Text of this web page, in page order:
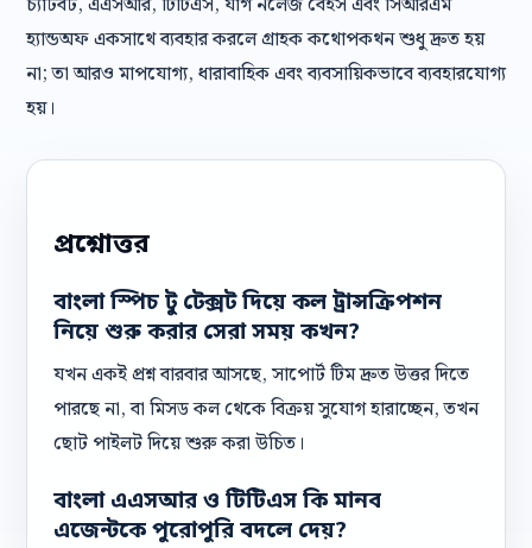
হ্যান্ডঅফ একসাথে ব্যবহার করলে গ্রাহক কথোপকথন শুধু দ্রুত হয়
না; তা আরও মাপযোগ্য, ধারাবাহিক এবং ব্যবসায়িকভাবে ব্যবহারযোগ্য
হয়।
প্রশ্নোত্তর
বাংলা স্পিচ টু টেক্সট দিয়ে কল ট্রান্সক্রিপশন
নিয়ে শুরু করার সেরা সময় কখন?
যখন একই প্রশ্ন বারবার আসছে, সাপোর্ট টিম দ্রুত উত্তর দিতে
পারছে না, বা মিসড কল থেকে বিক্রয় সুযোগ হারাচ্ছেন, তখন
ছোট পাইলট দিয়ে শুরু করা উচিত।
বাংলা এএসআর ও টিটিএস কি মানব
এজেন্টকে পুরোপুরি বদলে দেয়?